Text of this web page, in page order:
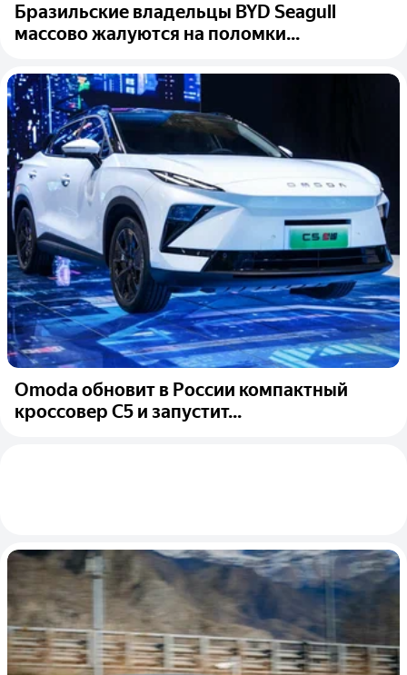
Бразильские владельцы BYD Seagull
массово жалуются на поломки...
Omoda обновит в России компактный
кроссовер C5 и запустит...